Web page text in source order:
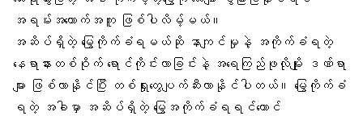
အရမ်းအထောက်အကူ ဖြစ်ပါလိမ့်မယ်။
အဆိပ်ရှိတဲ့ မြွေကိုက်ခံရမယ်ဆို နာကျင်မှုနဲ့ အကိုက်ခံရတဲ့
နေရာနားတစ်ဝိုက် ရောင်ကိုင်းလာခြင်းနဲ့ အရေကြည်ဖုလိုမျိုး ဒဏ်ရာ
များ ဖြစ်လာနိုင်ပြီး တစ်ရှုးတွေပျက်ဆီးလာနိုင်ပါတယ်။ မြွေကိုက်ခံ
ရတဲ့ အခါမှာ အဆိပ်ရှိတဲ့ မြွေအကိုက်ခံရရင်တောင်